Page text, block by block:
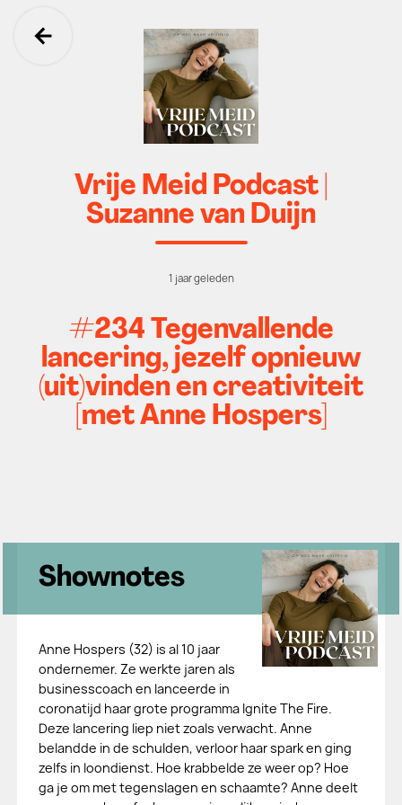
Ga terug
Vrije Meid Podcast |
Suzanne van Duijn
1 jaar geleden
#234 Tegenvallende
lancering, jezelf opnieuw
(uit)vinden en creativiteit
[met Anne Hospers]
Shownotes
Anne Hospers (32) is al 10 jaar
ondernemer. Ze werkte jaren als
businesscoach en lanceerde in
coronatijd haar grote programma Ignite The Fire.
Deze lancering liep niet zoals verwacht. Anne
belandde in de schulden, verloor haar spark en ging
zelfs in loondienst. Hoe krabbelde ze weer op? Hoe
ga je om met tegenslagen en schaamte? Anne deelt